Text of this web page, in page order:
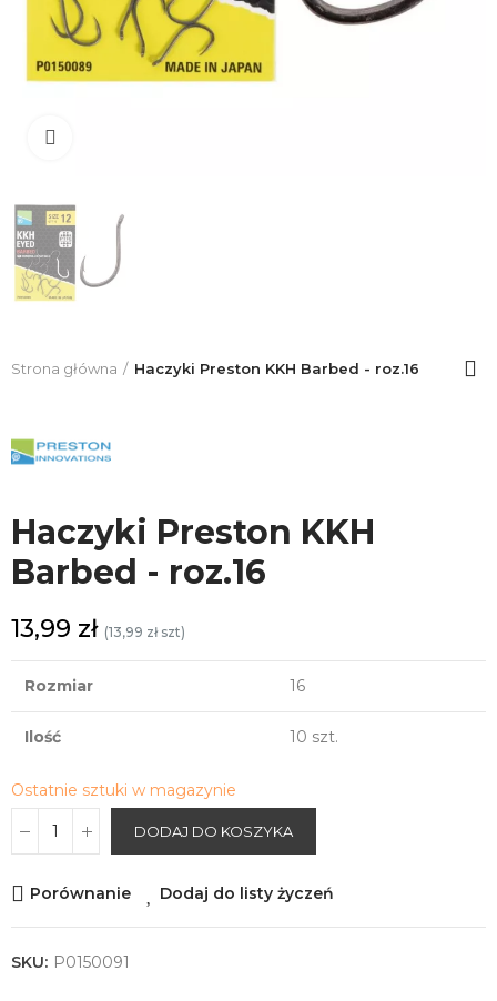
Strona główna Haczyki Preston KKH Barbed - roz.16
Haczyki Preston KKH
Barbed - roz.16
13,99 zł (13,99 zł szt)
Rozmiar 16
Ilość 10 szt.
Ostatnie sztuki w magazynie
DODAJ DO KOSZYKA
Porównanie Dodaj do listy życzeń
SKU: P0150091